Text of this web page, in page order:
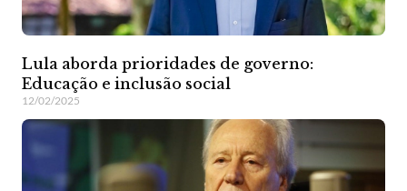
Lula aborda prioridades de governo:
Educação e inclusão social
12/02/2025